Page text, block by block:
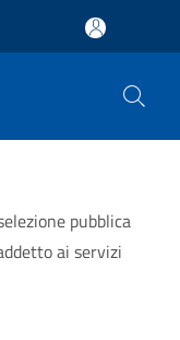
pubblica
ai servizi